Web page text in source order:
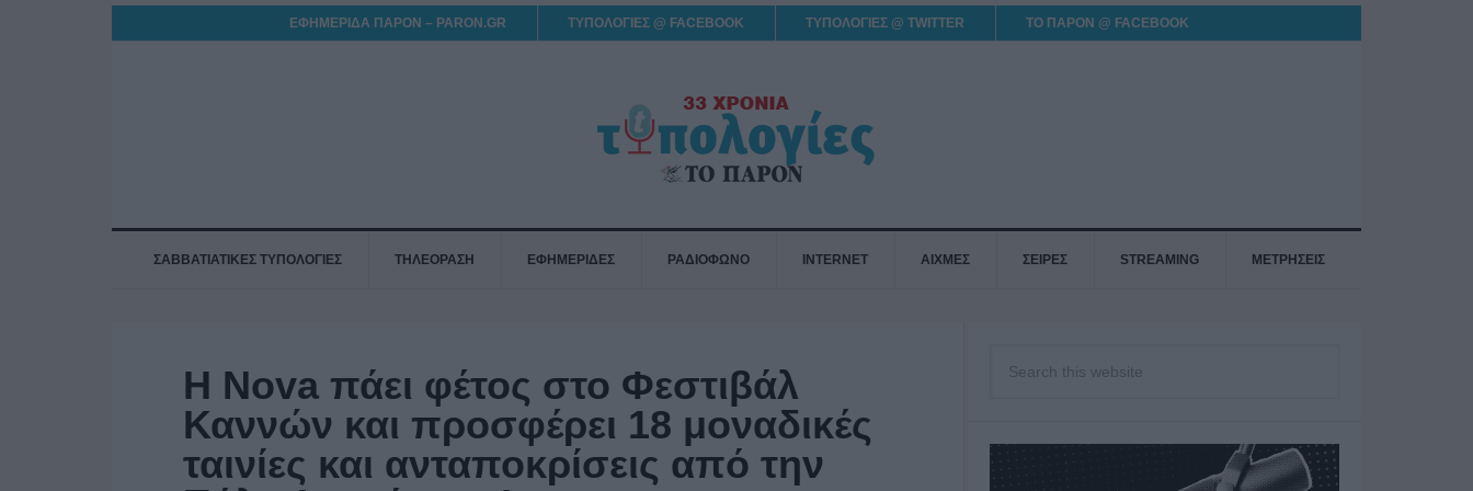
ΕΦΗΜΕΡΙΔΑ ΠΑΡΟΝ – PARON.GR ΤΥΠΟΛΟΓΙΕΣ @ FACEBOOK ΤΥΠΟΛΟΓΙΕΣ @ TWITTER ΤΟ ΠΑΡΟΝ @ FACEBOOK
ΣΑΒΒΑΤΙΑΤΙΚΕΣ ΤΥΠΟΛΟΓΙΕΣ ΤΗΛΕΟΡΑΣΗ ΕΦΗΜΕΡΙΔΕΣ ΡΑΔΙΟΦΩΝΟ INTERNET ΑΙΧΜΕΣ ΣΕΙΡΕΣ STREAMING ΜΕΤΡΗΣΕΙΣ
Η Nova πάει φέτος στο Φεστιβάλ
Καννών και προσφέρει 18 μοναδικές
ταινίες και ανταποκρίσεις από την